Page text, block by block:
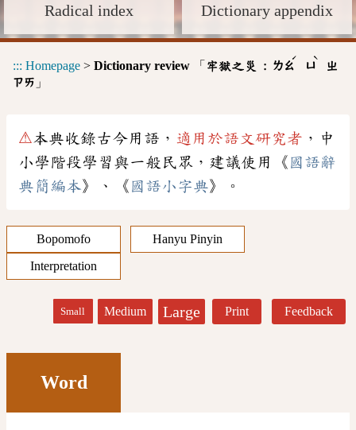
Radical index Dictionary appendix
::: Homepage > Dictionary review 「 牢獄之災 : ㄌㄠ
ˊ
ㄩ
ˋ
ㄓ
ㄗㄞ 」
⚠本典收錄古今用語， 適用於語文研究者 ，中
小學階段學習與一般民眾，建議使用《 國語辭
典簡編本》、《 國語小字典》。
Bopomofo
Hanyu Pinyin
Interpretation
Small Medium Large Print Feedback
Word